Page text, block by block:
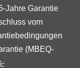
Jahre Garantie
vom
(MBEQ-